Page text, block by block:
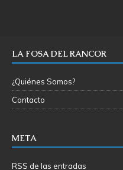
LA FOSA DEL RANCOR
¿Quiénes Somos?
Contacto
META
RSS de las entradas